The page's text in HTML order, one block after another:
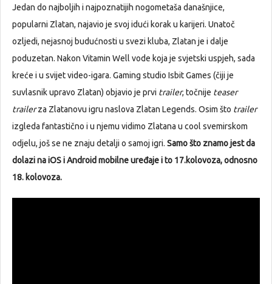
Jedan do najboljih i najpoznatijih nogometaša današnjice,
popularni Zlatan, najavio je svoj idući korak u karijeri. Unatoč
ozljedi, nejasnoj budućnosti u svezi kluba, Zlatan je i dalje
poduzetan. Nakon Vitamin Well vode koja je svjetski uspjeh, sada
kreće i u svijet video-igara. Gaming studio Isbit Games (čiji je
suvlasnik upravo Zlatan) objavio je prvi trailer, točnije teaser
trailerza Zlatanovu igru naslova Zlatan Legends. Osim što trailer
izgleda fantastično i u njemu vidimo Zlatana u cool svemirskom
odjelu, još se ne znaju detalji o samoj igri. Samo što znamo jest da
dolazi na iOS i Android mobilne uređaje i to 17.kolovoza, odnosno
18. kolovoza.